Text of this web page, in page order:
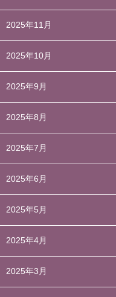
2025年11月
2025年10月
2025年9月
2025年8月
2025年7月
2025年6月
2025年5月
2025年4月
2025年3月